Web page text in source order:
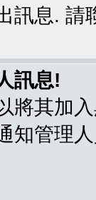
訊息. 請
訊息!
將其加
知管理